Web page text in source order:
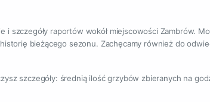
szczegóły raportów wokół miejscowości Zambrów.
bieżącego sezonu. Zachęcamy również do
szczegóły: średnią ilość grzybów zbieranych na